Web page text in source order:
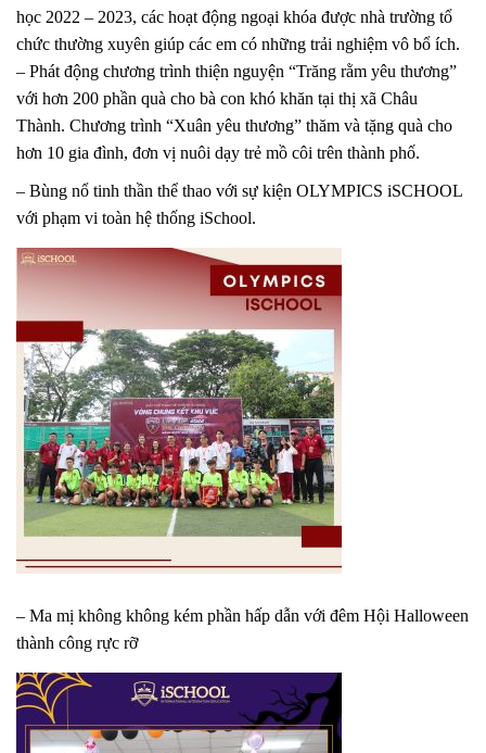
học 2022 – 2023, các hoạt động ngoại khóa được nhà trường tổ
chức thường xuyên giúp các em có những trải nghiệm vô bổ ích.
– Phát động chương trình thiện nguyện “Trăng rằm yêu thương”
với hơn 200 phần quà cho bà con khó khăn tại thị xã Châu
Thành. Chương trình “Xuân yêu thương” thăm và tặng quà cho
hơn 10 gia đình, đơn vị nuôi dạy trẻ mồ côi trên thành phố.
– Bùng nổ tinh thần thể thao với sự kiện OLYMPICS iSCHOOL
với phạm vi toàn hệ thống iSchool.
– Ma mị không không kém phần hấp dẫn với đêm Hội Halloween
thành công rực rỡ